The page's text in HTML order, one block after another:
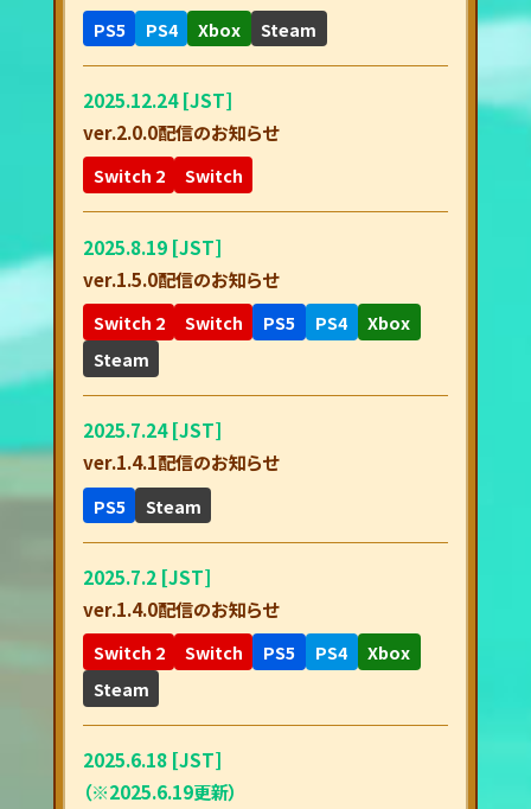
PS5 PS4 Xbox Steam
2025.12.24 [JST]
ver.2.0.0配信のお知らせ
Switch 2 Switch
2025.8.19 [JST]
ver.1.5.0配信のお知らせ
Switch 2 Switch PS5 PS4
Xbox
Steam
2025.7.24 [JST]
ver.1.4.1配信のお知らせ
PS5 Steam
2025.7.2 [JST]
ver.1.4.0配信のお知らせ
Switch 2 Switch PS5 PS4
Xbox
Steam
2025.6.18 [JST]
（※2025.6.19更新）